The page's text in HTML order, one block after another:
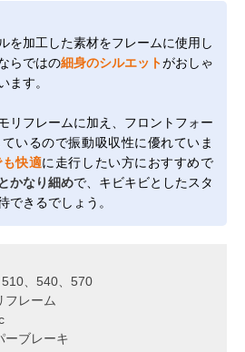
を加工した素材をフレームに使用し
らではの細身のシルエットがおしゃ
ます。
リフレームに加え、フロントフォー
いるので振動吸収性に優れていま
快適に走行したい方におすすめで
かなり細めで、キビキビとしたスタ
できるでしょう。
、540、570
フレーム
ーブレーキ